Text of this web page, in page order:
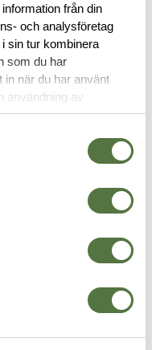
från din
och analysföretag
sin tur kombinera
som du har
in när du har använt
användning av
av